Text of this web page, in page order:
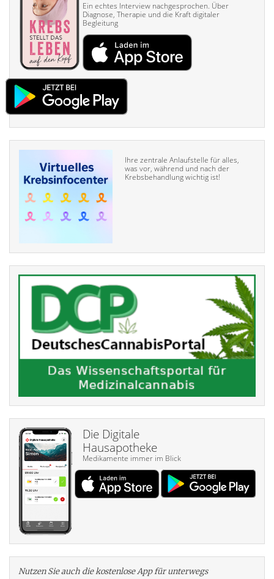
Ein echtes Interview nach­gesprochen. Über
Diagnose, Therapie und die Kraft digitaler
Begleitung
Ihre zentrale Anlaufstelle für alles,
was vor, während und nach der
Krebsbehandlung wichtig ist!
Die Digitale
Hausapotheke
Medikamente immer im Blick
Nutzen Sie auch die kosten­lose App für unterwegs